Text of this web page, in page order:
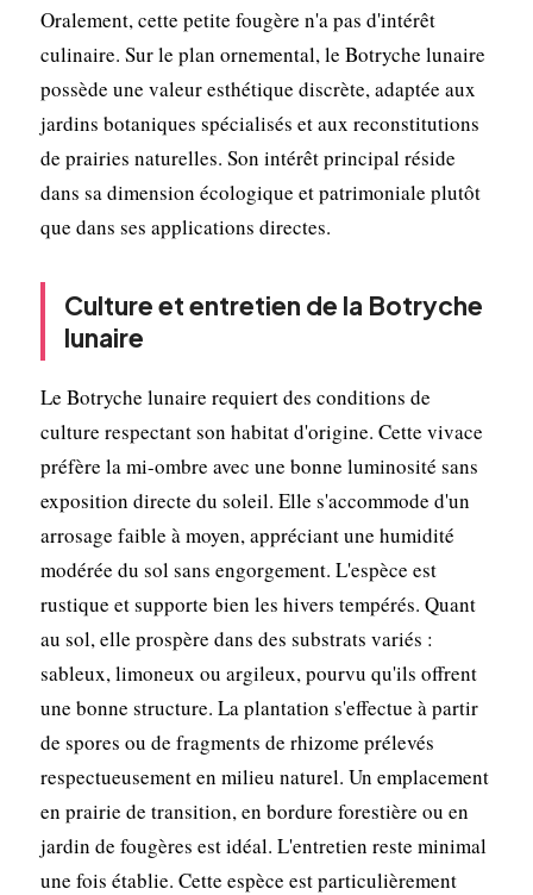
Oralement, cette petite fougère n'a pas d'intérêt
culinaire. Sur le plan ornemental, le Botryche lunaire
possède une valeur esthétique discrète, adaptée aux
jardins botaniques spécialisés et aux reconstitutions
de prairies naturelles. Son intérêt principal réside
dans sa dimension écologique et patrimoniale plutôt
que dans ses applications directes.
Culture et entretien de la Botryche
lunaire
Le Botryche lunaire requiert des conditions de
culture respectant son habitat d'origine. Cette vivace
préfère la mi-ombre avec une bonne luminosité sans
exposition directe du soleil. Elle s'accommode d'un
arrosage faible à moyen, appréciant une humidité
modérée du sol sans engorgement. L'espèce est
rustique et supporte bien les hivers tempérés. Quant
au sol, elle prospère dans des substrats variés :
sableux, limoneux ou argileux, pourvu qu'ils offrent
une bonne structure. La plantation s'effectue à partir
de spores ou de fragments de rhizome prélevés
respectueusement en milieu naturel. Un emplacement
en prairie de transition, en bordure forestière ou en
jardin de fougères est idéal. L'entretien reste minimal
une fois établie. Cette espèce est particulièrement